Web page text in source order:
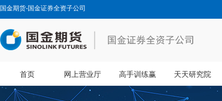
国金期货-国金证券全资子公司
首页 网上营业厅 高手训练赢 天天研究院